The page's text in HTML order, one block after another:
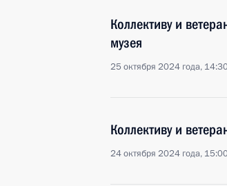
Коллективу и
музея
25 октября 2024 года,
Коллективу и
24 октября 2024 года,